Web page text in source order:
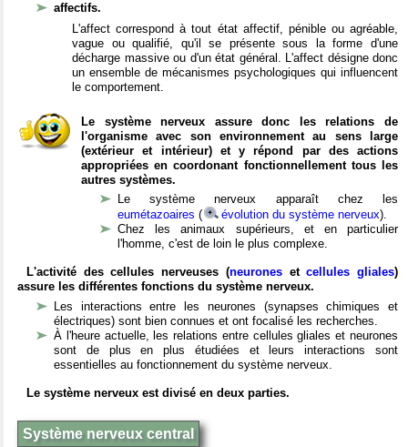
affectifs.
L'affect correspond à tout état affectif, pénible ou agréable,
vague ou qualifié, qu'il se présente sous la forme d'une
décharge massive ou d'un état général. L'affect désigne donc
un ensemble de mécanismes psychologiques qui influencent
le comportement.
Le système nerveux assure donc les relations de
l'organisme avec son environnement au sens large
(extérieur et intérieur) et y répond par des actions
appropriées en coordonant fonctionnellement tous les
autres systèmes.
Le système nerveux apparaît chez les
eumétazoaires ( évolution du système nerveux).
Chez les animaux supérieurs, et en particulier
l'homme, c'est de loin le plus complexe.
L'activité des cellules nerveuses (neuronesetcellules gliales)
assure les différentes fonctions du système nerveux.
Les interactions entre les neurones (synapses chimiques et
électriques) sont bien connues et ont focalisé les recherches.
À l'heure actuelle, les relations entre cellules gliales et neurones
sont de plus en plus étudiées et leurs interactions sont
essentielles au fonctionnement du système nerveux.
Le système nerveux est divisé en deux parties.
Système nerveux central